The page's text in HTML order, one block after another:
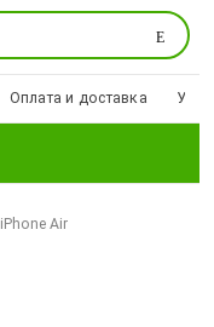
Поиск
Оплата и доставка
iPhone Air